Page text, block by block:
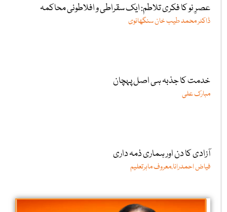
عصرِ نو کا فکری تلاطم: ایک سقراطی و افلاطونی محاکمہ
ڈاکٹر محمد طیب خان سنگھانوی
خدمت کا جذبہ ہی اصل پہچان
مبارک علی
آزادی کا دن اور ہماری ذمہ داری
فیاض احمدرانا،معروف ماہرتعلیم